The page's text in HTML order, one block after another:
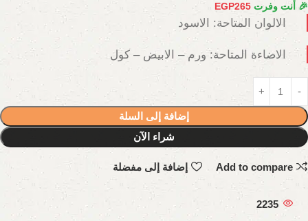
🎉 أنت وفرت EGP265
الالوان المتاحة: الاسود
الاضاءة المتاحة: ورم – الابيض – كول
إضافة إلى السلة
شراء الآن
Add to compare إضافة إلى مفضلة
2235